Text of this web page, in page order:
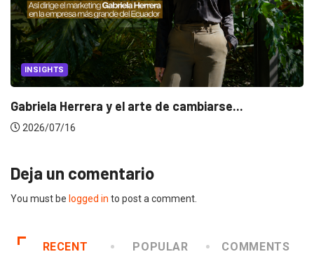
CANNES LIONS 2026
Dos ecuatorianos en el jurado de
Deja un comentario
You must be logged in to post a comment.
RECENT POPULAR COMMENTS